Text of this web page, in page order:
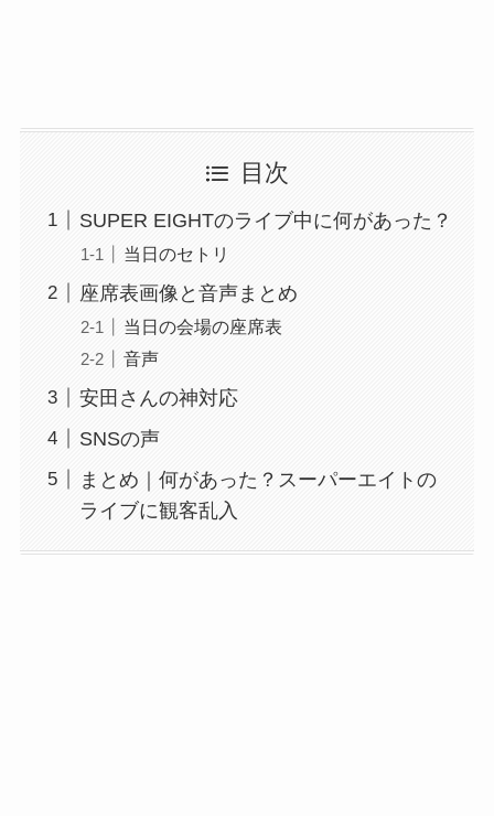
目次
SUPER EIGHTのライブ中に何があった？
当日のセトリ
座席表画像と音声まとめ
当日の会場の座席表
音声
安田さんの神対応
SNSの声
まとめ｜何があった？スーパーエイトの
ライブに観客乱入